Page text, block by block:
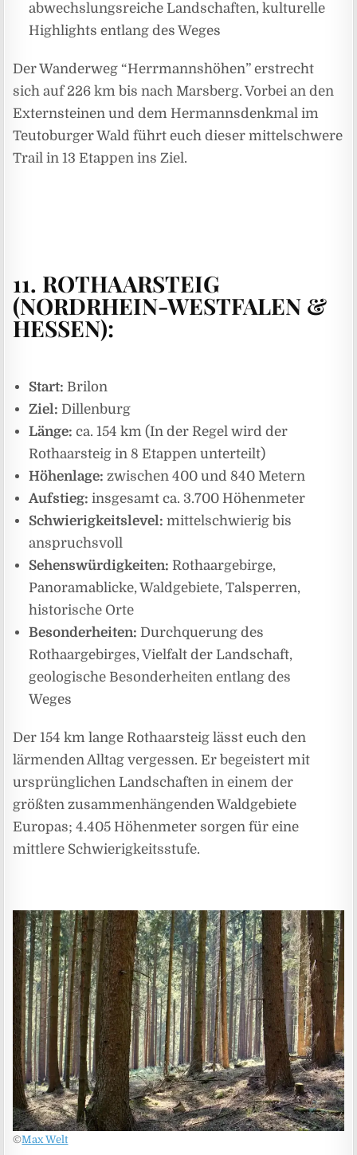
abwechslungsreiche Landschaften, kulturelle
Highlights entlang des Weges
Der Wanderweg “Herrmannshöhen” erstrecht
sich auf 226 km bis nach Marsberg. Vorbei an den
Externsteinen und dem Hermannsdenkmal im
Teutoburger Wald führt euch dieser mittelschwere
Trail in 13 Etappen ins Ziel.
11. ROTHAARSTEIG
(NORDRHEIN-WESTFALEN &
HESSEN):
Start: Brilon
Ziel: Dillenburg
Länge: ca. 154 km (In der Regel wird der
Rothaarsteig in 8 Etappen unterteilt)
Höhenlage: zwischen 400 und 840 Metern
Aufstieg: insgesamt ca. 3.700 Höhenmeter
Schwierigkeitslevel:mittelschwierig bis
anspruchsvoll
Sehenswürdigkeiten: Rothaargebirge,
Panoramablicke, Waldgebiete, Talsperren,
historische Orte
Besonderheiten: Durchquerung des
Rothaargebirges, Vielfalt der Landschaft,
geologische Besonderheiten entlang des
Weges
Der 154 km lange Rothaarsteig lässt euch den
lärmenden Alltag vergessen. Er begeistert mit
ursprünglichen Landschaften in einem der
größten zusammenhängenden Waldgebiete
Europas; 4.405 Höhenmeter sorgen für eine
mittlere Schwierigkeitsstufe.
©Max Welt